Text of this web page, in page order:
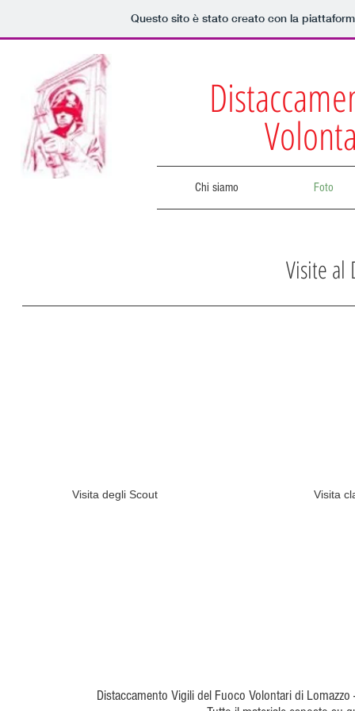
Questo sito è stato creato con la
Chi siamo Foto
Visite al
Visita degli Scout Visita
Distaccamento Vigili del Fuoco Volontari di